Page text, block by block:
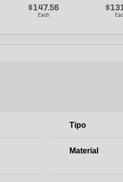
$147.56
Each
Tipo
Material